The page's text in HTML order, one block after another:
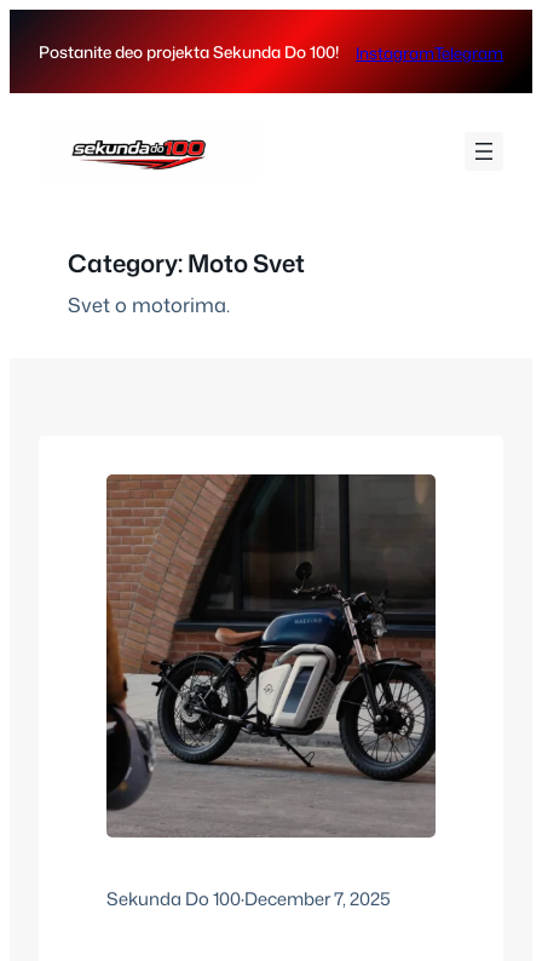
Postanite deo projekta Sekunda Do 100! InstagramTelegram
Category:Moto Svet
Svet o motorima.
Sekunda Do 100·December 7, 2025